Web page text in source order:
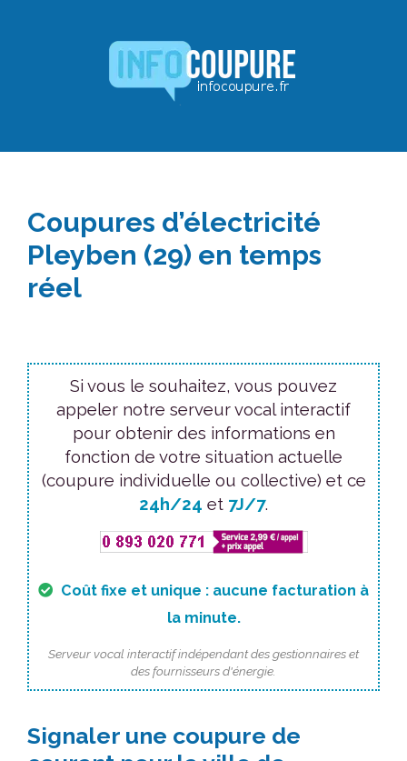
Coupures d’électricité
Pleyben (29) en temps
réel
Si vous le souhaitez, vous pouvez
appeler notre serveur vocal interactif
pour obtenir des informations en
fonction de votre situation actuelle
(coupure individuelle ou collective) et ce
24h/24 et 7J/7.
Coût fixe et unique : aucune facturation à
la minute.
Serveur vocal interactif indépendant des gestionnaires et
des fournisseurs d'énergie.
Signaler une coupure de